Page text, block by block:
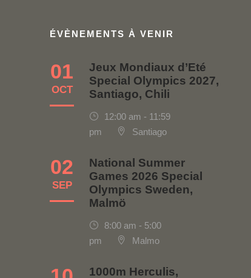
ÉVÈNEMENTS À VENIR
01
OCT
Jeux Mondiaux d’Eté
Special Olympics 2027,
Santiago, Chili
12:00 am - 11:59
pm
Santiago
02
SEP
National Summer
Games 2026 Special
Olympics Sweden,
Malmö
8:00 am - 5:00
pm
Malmo
1000m Herculis,